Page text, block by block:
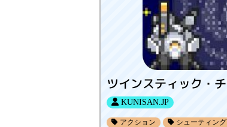
KUNISAN.JP
アクション シューティング